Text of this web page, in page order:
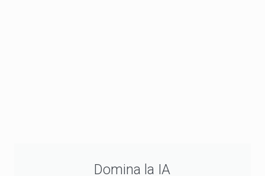
Domina la IA